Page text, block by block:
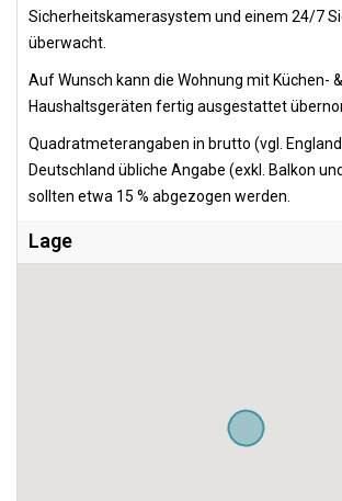
Sicherheitskamerasystem und einem 24/7
überwacht.
Auf Wunsch kann die Wohnung mit Küchen- &
Haushaltsgeräten fertig ausgestattet
Quadratmeterangaben in brutto (vgl.
Deutschland übliche Angabe (exkl. Balkon
sollten etwa 15 % abgezogen werden.
Lage